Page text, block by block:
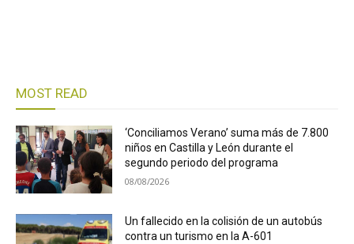
MOST READ
‘Conciliamos Verano’ suma más de 7.800
niños en Castilla y León durante el
segundo periodo del programa
08/08/2026
Un fallecido en la colisión de un autobús
contra un turismo en la A-601